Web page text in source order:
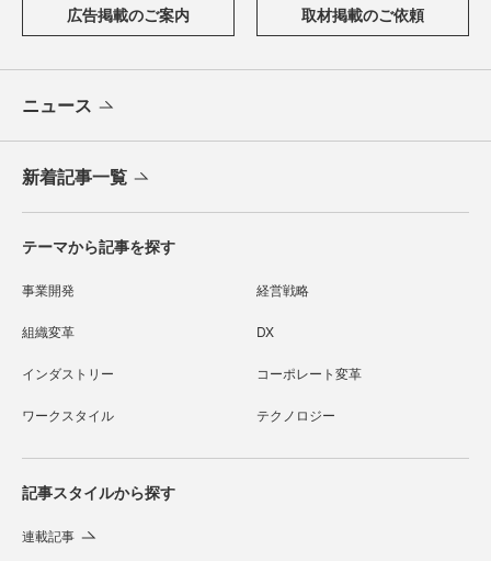
広告掲載のご案内 取材掲載のご依頼
ニュース
新着記事一覧
テーマから記事を探す
事業開発 経営戦略
組織変革 DX
インダストリー コーポレート変革
ワークスタイル テクノロジー
記事スタイルから探す
連載記事